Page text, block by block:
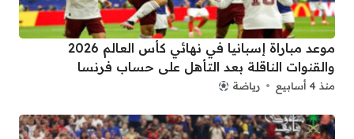
موعد مباراة إسبانيا في نهائي كأس العالم 2026
والقنوات الناقلة بعد التأهل على حساب فرنسا
منذ 4 أسابيع رياضة